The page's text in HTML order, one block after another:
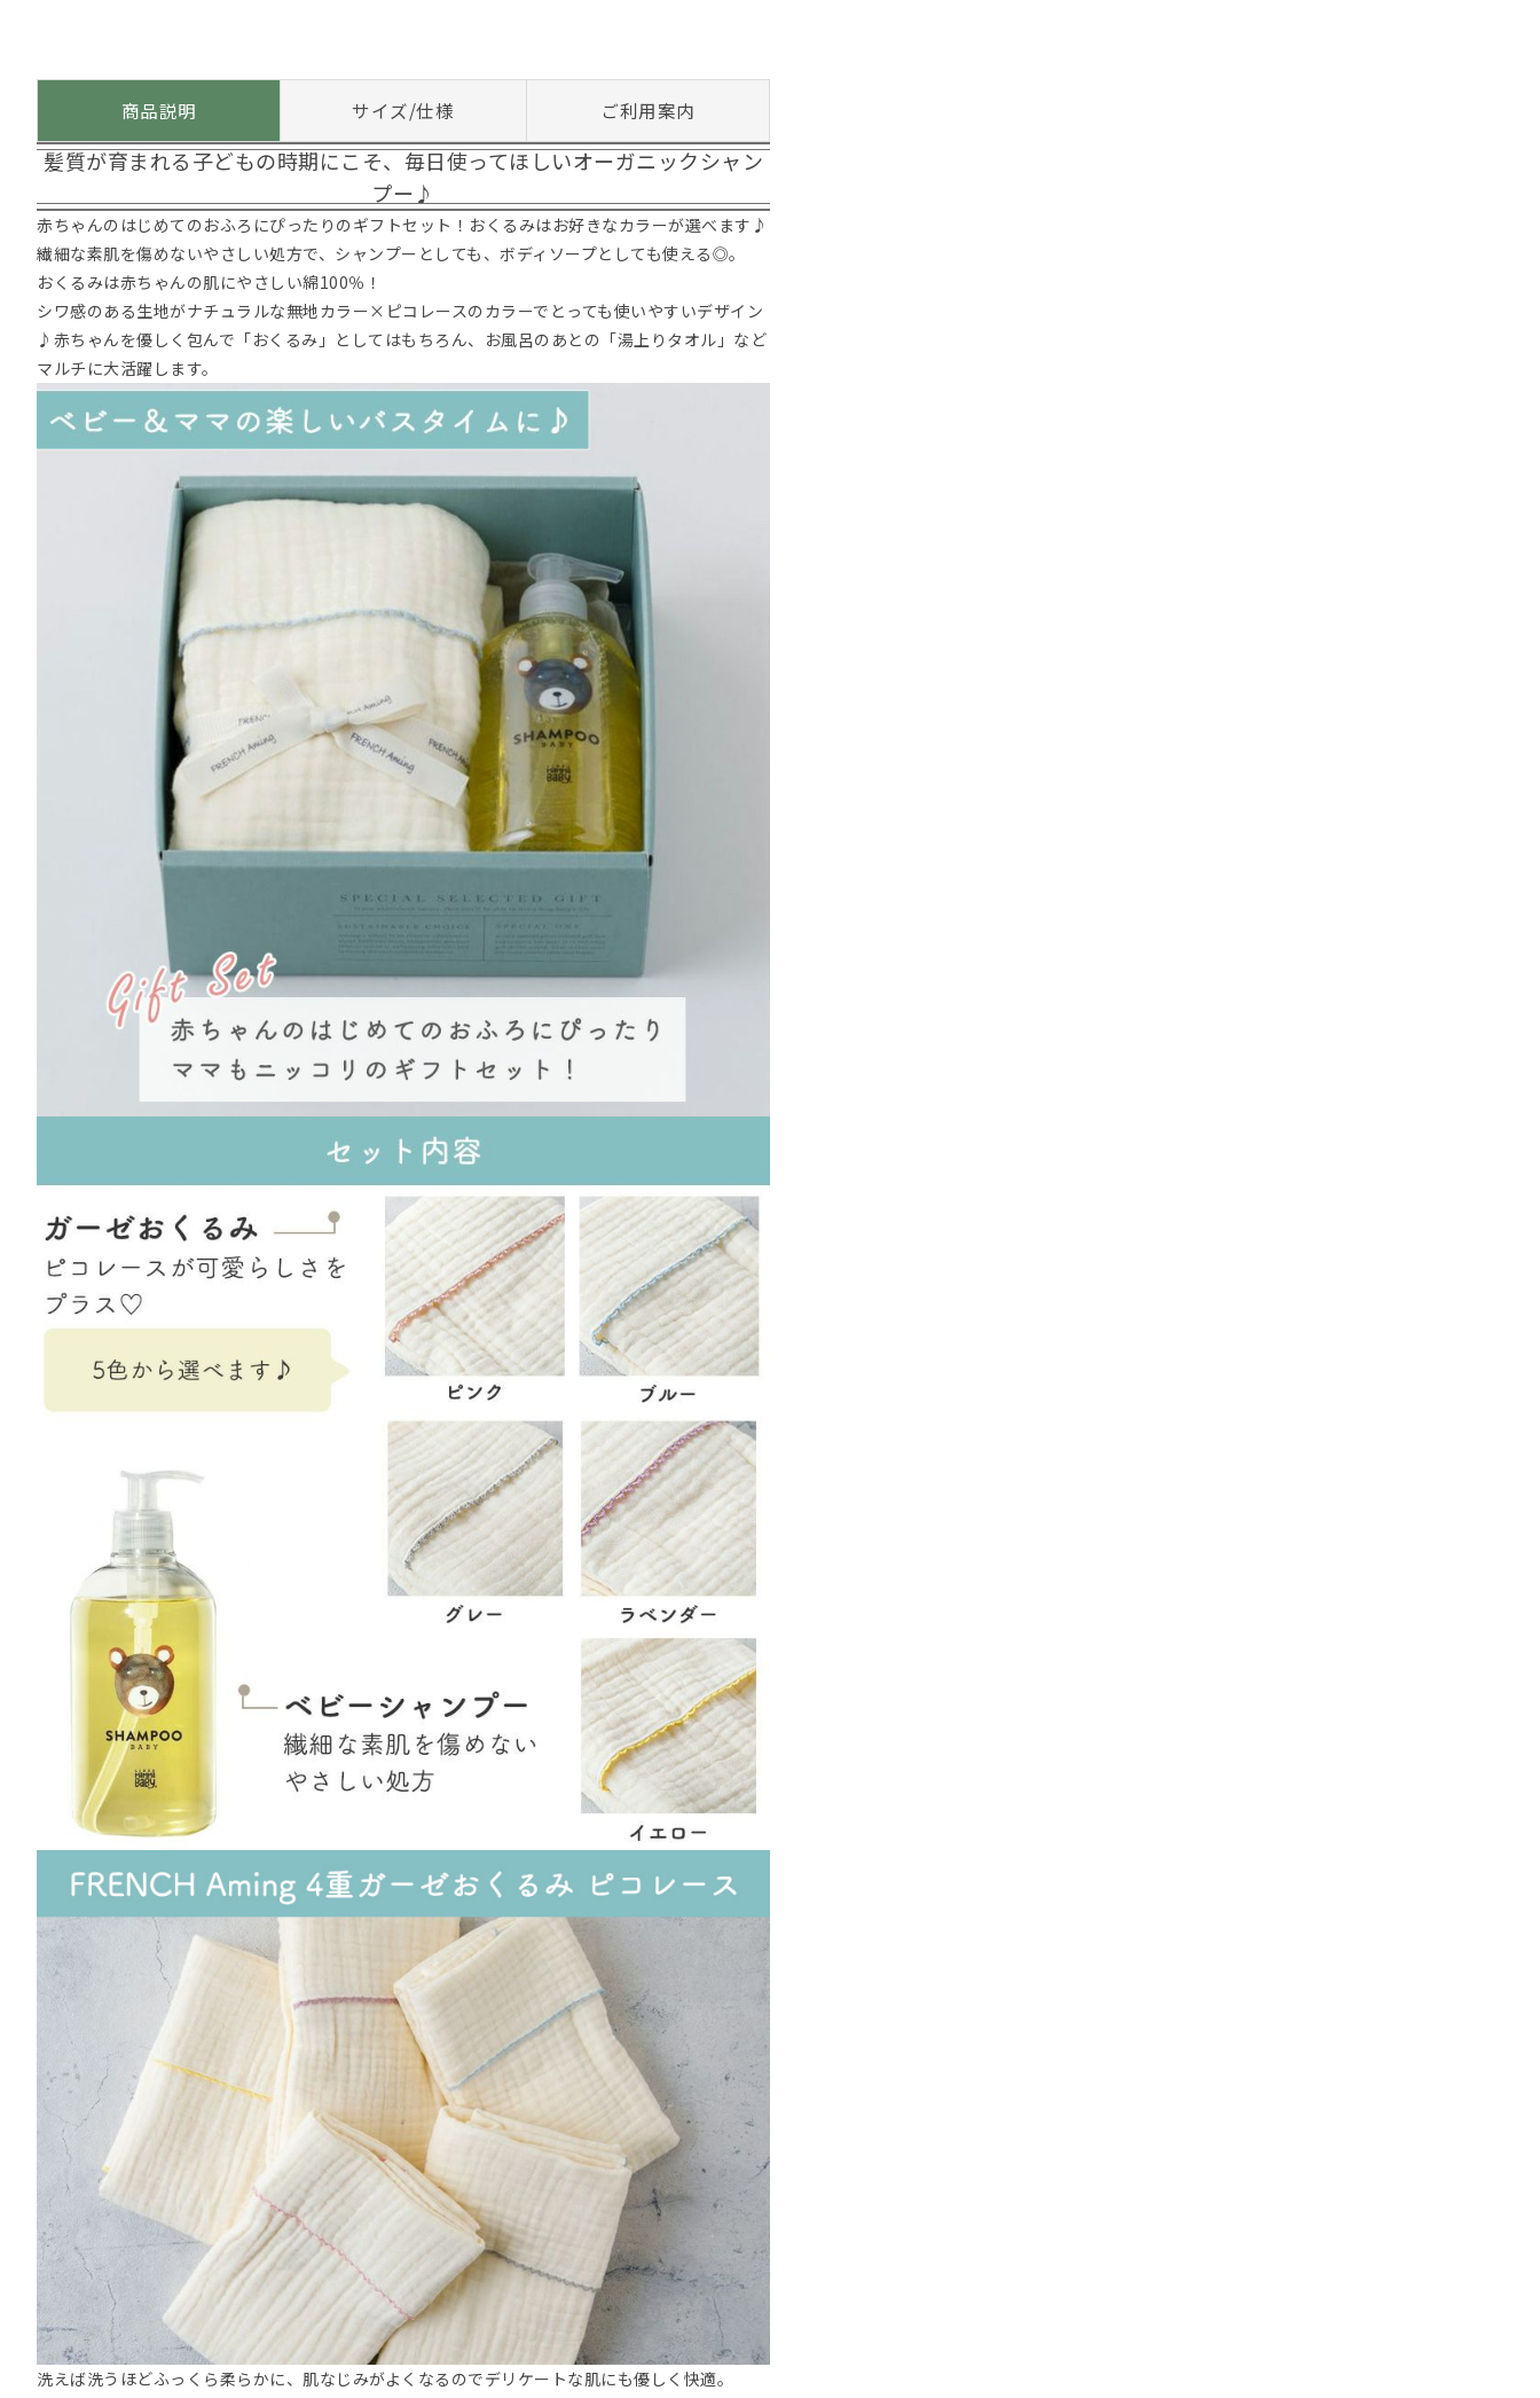
商品説明 サイズ/仕様 ご利用案内
髪質が育まれる子どもの時期にこそ、毎日使ってほしいオーガニックシャン
プー♪
赤ちゃんのはじめてのおふろにぴったりのギフトセット！おくるみはお好きなカラーが選べます♪
繊細な素肌を傷めないやさしい処方で、シャンプーとしても、ボディソープとしても使える◎。
おくるみは赤ちゃんの肌にやさしい綿100％！
シワ感のある生地がナチュラルな無地カラー×ピコレースのカラーでとっても使いやすいデザイン
♪赤ちゃんを優しく包んで「おくるみ」としてはもちろん、お風呂のあとの「湯上りタオル」など
マルチに大活躍します。
洗えば洗うほどふっくら柔らかに、肌なじみがよくなるのでデリケートな肌にも優しく快適。